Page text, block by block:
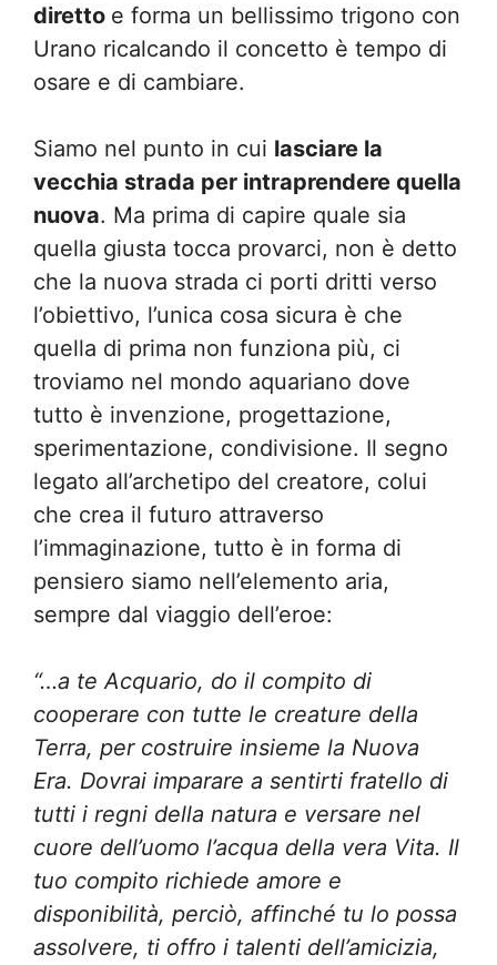
diretto e forma un bellissimo trigono con
Urano ricalcando il concetto è tempo di
osare e di cambiare.
Siamo nel punto in cui lasciare la
vecchia strada per intraprendere quella
nuova. Ma prima di capire quale sia
quella giusta tocca provarci, non è detto
che la nuova strada ci porti dritti verso
l’obiettivo, l’unica cosa sicura è che
quella di prima non funziona più, ci
troviamo nel mondo aquariano dove
tutto è invenzione, progettazione,
sperimentazione, condivisione. Il segno
legato all’archetipo del creatore, colui
che crea il futuro attraverso
l’immaginazione, tutto è in forma di
pensiero siamo nell’elemento aria,
sempre dal viaggio dell’eroe:
“…a te Acquario, do il compito di
cooperare con tutte le creature della
Terra, per costruire insieme la Nuova
Era. Dovrai imparare a sentirti fratello di
tutti i regni della natura e versare nel
cuore dell’uomo l’acqua della vera Vita. Il
tuo compito richiede amore e
disponibilità, perciò, affinché tu lo possa
assolvere, ti offro i talenti dell’amicizia,